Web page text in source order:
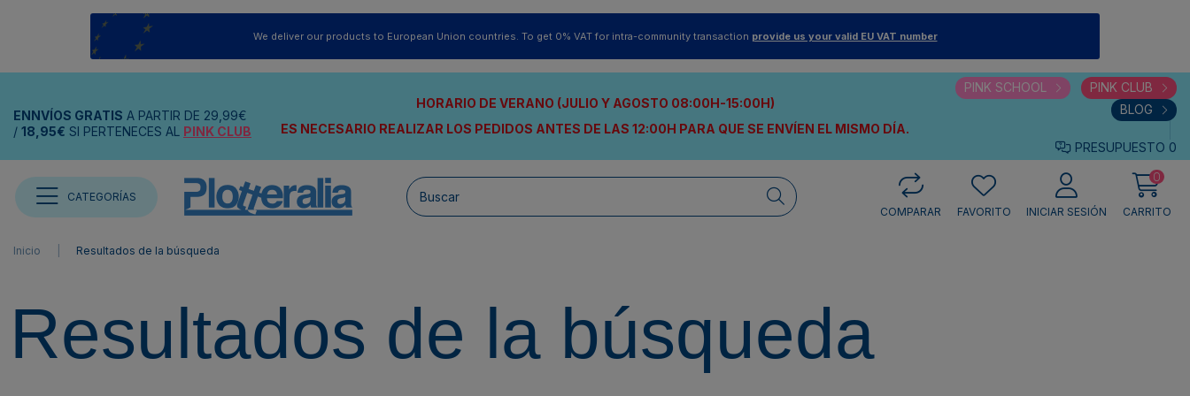
We deliver our products to European Union countries. To get 0% VAT for intra-community transaction provide us your valid EU VAT number
ENNVÍOS GRATIS A PARTIR DE 29,99€
/ 18,95€ SI PERTENECES AL PINK CLUB
HORARIO DE VERANO (JULIO Y AGOSTO 08:00H-15:00H)
ES NECESARIO REALIZAR LOS PEDIDOS ANTES DE LAS 12:00H PARA QUE SE ENVÍEN EL MISMO DÍA.
PINK SCHOOL
PINK CLUB
BLOG
PRESUPUESTO 0
CATEGORÍAS
COMPARAR
FAVORITO INICIAR SESIÓN
0
CARRITO
Inicio Resultados de la búsqueda
Resultados de la búsqueda